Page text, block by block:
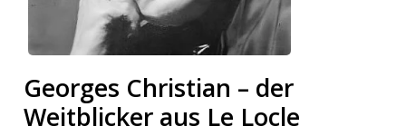
Georges Christian – der
Weitblicker aus Le Locle